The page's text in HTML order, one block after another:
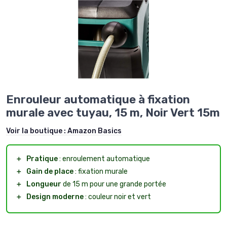
Enrouleur automatique à fixation
murale avec tuyau, 15 m, Noir Vert 15m
Voir la boutique : Amazon Basics
＋ Pratique: enroulement automatique
＋
Gain de place: fixation murale
＋
Longueur de 15 m pour une grande portée
＋
Design moderne: couleur noir et vert